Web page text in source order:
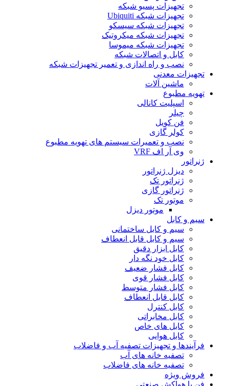
تجهیزات پسیو شبکه
تجهیزات شبکه Ubiquiti
تجهیزات شبکه سیسکو
تجهیزات شبکه میکروتیک
تجهیزات شبکه میموسا
کابل و اتصالات شبکه
نصب و راه اندازی و تعمیر تجهیزات شبکه
تجهیزات معدنی
ماشین آلات
تهویه مطبوع
اسپلیت کانالی
چیلر
فن کویل
کولر گازی
نصب و تعمیرات سیستم های تهویه مطبوع
وی آر اف VRF
ژنراتور
دیزل ژنراتور
ژنراتور تک
ژنراتور گازی
موتور تک
موتور دیزل
سیم و کابل
سیم و کابل ساختمانی
سیم و کابل قابل انعطاف
کابل ابزار دقیق
کابل خود نگه دار
کابل فشار ضعیف
کابل فشار قوی
کابل فشار متوسط
کابل قابل انعطاف
کابل کنترل
کابل مخابراتی
کابل های خاص
کابل هوایی
فرآیندها و تجهیزات تصفیه آب و فاضلاب
تصفیه خانه های آب
تصفیه خانه های فاضلاب
فروش ویژه